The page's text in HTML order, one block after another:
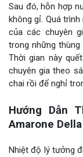
Sau đó, hỗn hợp
không gỉ. Quá
của các chuyên
trong những
Thời gian này
chuyên gia theo
chai rồi để nghỉ
Hướng Dẫn
Amarone
Nhiệt độ lý tưởng